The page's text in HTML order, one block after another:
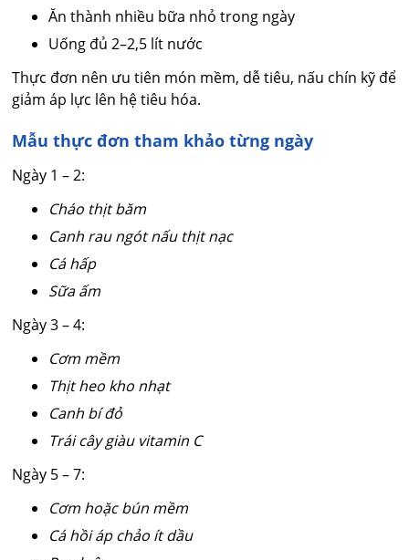
Ăn thành nhiều bữa nhỏ trong ngày
Uống đủ 2–2,5 lít nước
Thực đơn nên ưu tiên món mềm, dễ tiêu, nấu chín kỹ để
giảm áp lực lên hệ tiêu hóa.
Mẫu thực đơn tham khảo từng ngày
Ngày 1 – 2:
Cháo thịt băm
Canh rau ngót nấu thịt nạc
Cá hấp
Sữa ấm
Ngày 3 – 4:
Cơm mềm
Thịt heo kho nhạt
Canh bí đỏ
Trái cây giàu vitamin C
Ngày 5 – 7:
Cơm hoặc bún mềm
Cá hồi áp chảo ít dầu